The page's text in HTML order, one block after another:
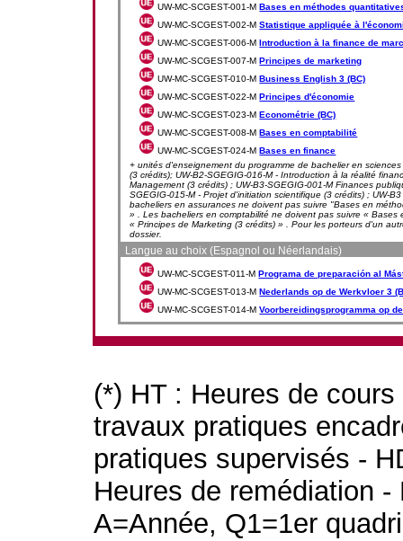
UW-MC-SCGEST-001-MBases en méthodes
UW-MC-SCGEST-002-MStatistique appliquée à
UW-MC-SCGEST-006-MIntroduction à la finance de
UW-MC-SCGEST-007-MPrincipes de marketing
UW-MC-SCGEST-010-MBusiness English 3 (BC)
UW-MC-SCGEST-022-MPrincipes d'économie
UW-MC-SCGEST-023-MEconométrie (BC)
UW-MC-SCGEST-008-MBases en comptabilité
UW-MC-SCGEST-024-MBases en finance
+ unités d'enseignement du programme de bachelier en
(3 crédits); UW-B2-SGEGIG-016-M - Introduction à la réalité
Management (3 crédits) ; UW-B3-SGEGIG-001-M Finances
SGEGIG-015-M - Projet d'initiation scientifique (3 crédits) ; UW-
bacheliers en assurances ne doivent pas suivre "Bases en
» . Les bacheliers en comptabilité ne doivent pas suivre «
« Principes de Marketing (3 crédits) » . Pour les porteurs d'un
dossier.
Langue au choix (Espagnol ou Néerlandais)
UW-MC-SCGEST-011-MPrograma de preparación al
UW-MC-SCGEST-013-MNederlands op de Werkvloer 3
UW-MC-SCGEST-014-MVoorbereidingsprogramma op
(*) HT : Heures de
travaux pratiques
pratiques supervisés -
Heures de remédiation
A=Année, Q1=1er